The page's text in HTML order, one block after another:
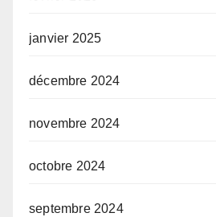
janvier 2025
décembre 2024
novembre 2024
octobre 2024
septembre 2024